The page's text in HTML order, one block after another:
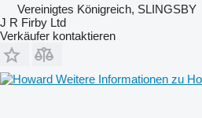
Vereinigtes Königreich, SLINGSBY
J R Firby Ltd
Verkäufer kontaktieren
Weitere Informationen zu